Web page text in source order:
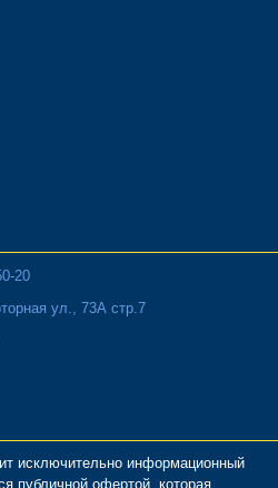
20
ул., 73А стр.7
исключительно информационный
публичной офертой, которая